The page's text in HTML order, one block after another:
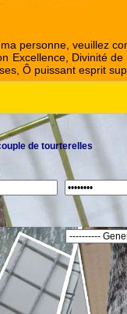
personne, veuillez
Excellence, Divinité
Ô puissant esprit
de tourterelles